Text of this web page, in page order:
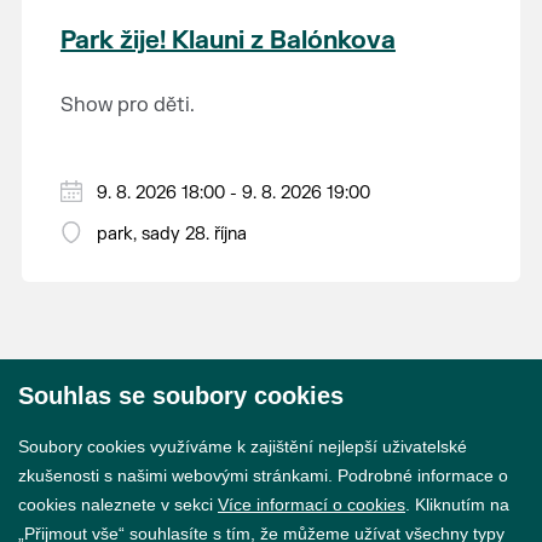
krajina na světě, která je zapsána na Seznam
světového přírodního a kulturního dědictví
Park žije! Klauni z Balónkova
Show pro děti.
9. 8. 2026 18:00 - 9. 8. 2026 19:00
park, sady 28. října
Souhlas se soubory cookies
Soubory cookies využíváme k zajištění nejlepší uživatelské
zkušenosti s našimi webovými stránkami. Podrobné informace o
cookies naleznete v sekci Více informací o cookies . Kliknutím na
„Přijmout vše“ souhlasíte s tím, že můžeme užívat všechny typy